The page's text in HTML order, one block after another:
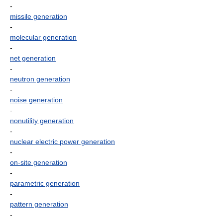
-
missile generation
-
molecular generation
-
net generation
-
neutron generation
-
noise generation
-
nonutility generation
-
nuclear electric power generation
-
on-site generation
-
parametric generation
-
pattern generation
-